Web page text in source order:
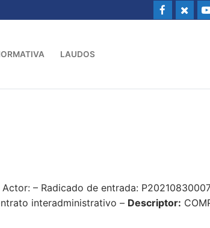
LAUDOS
– Radicado de entrada:
interadministrativo – Descriptor: